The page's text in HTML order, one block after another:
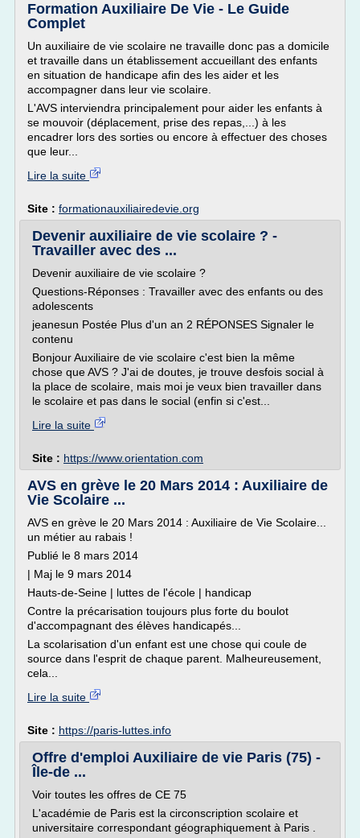
Formation Auxiliaire De Vie - Le Guide
Complet
Un auxiliaire de vie scolaire ne travaille donc pas a domicile
et travaille dans un établissement accueillant des enfants
en situation de handicape afin des les aider et les
accompagner dans leur vie scolaire.
L'AVS interviendra principalement pour aider les enfants à
se mouvoir (déplacement, prise des repas,...) à les
encadrer lors des sorties ou encore à effectuer des choses
que leur...
Lire la suite
Site : formationauxiliairedevie.org
Devenir auxiliaire de vie scolaire ? -
Travailler avec des ...
Devenir auxiliaire de vie scolaire ?
Questions-Réponses : Travailler avec des enfants ou des
adolescents
jeanesun Postée Plus d'un an 2 RÉPONSES Signaler le
contenu
Bonjour Auxiliaire de vie scolaire c'est bien la même
chose que AVS ? J'ai de doutes, je trouve desfois social à
la place de scolaire, mais moi je veux bien travailler dans
le scolaire et pas dans le social (enfin si c'est...
Lire la suite
Site : https://www.orientation.com
AVS en grève le 20 Mars 2014 : Auxiliaire de
Vie Scolaire ...
AVS en grève le 20 Mars 2014 : Auxiliaire de Vie Scolaire...
un métier au rabais !
Publié le 8 mars 2014
| Maj le 9 mars 2014
Hauts-de-Seine | luttes de l'école | handicap
Contre la précarisation toujours plus forte du boulot
d'accompagnant des élèves handicapés...
La scolarisation d'un enfant est une chose qui coule de
source dans l'esprit de chaque parent. Malheureusement,
cela...
Lire la suite
Site : https://paris-luttes.info
Offre d'emploi Auxiliaire de vie Paris (75) -
Île-de ...
Voir toutes les offres de CE 75
L'académie de Paris est la circonscription scolaire et
universitaire correspondant géographiquement à Paris .